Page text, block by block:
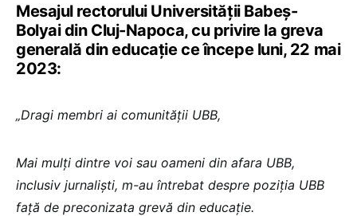
Mesajul rectorului Universității Babeș-
Bolyai din Cluj-Napoca, cu privire la greva
generală din educație ce începe luni, 22 mai
2023:
„Dragi membri ai comunității UBB,
Mai mulți dintre voi sau oameni din afara UBB,
inclusiv jurnaliști, m-au întrebat despre poziția UBB
față de preconizata grevă din educație.